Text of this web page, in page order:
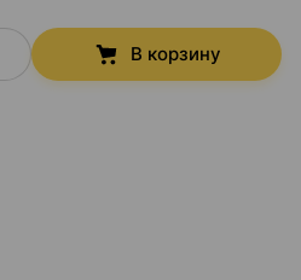
В корзину